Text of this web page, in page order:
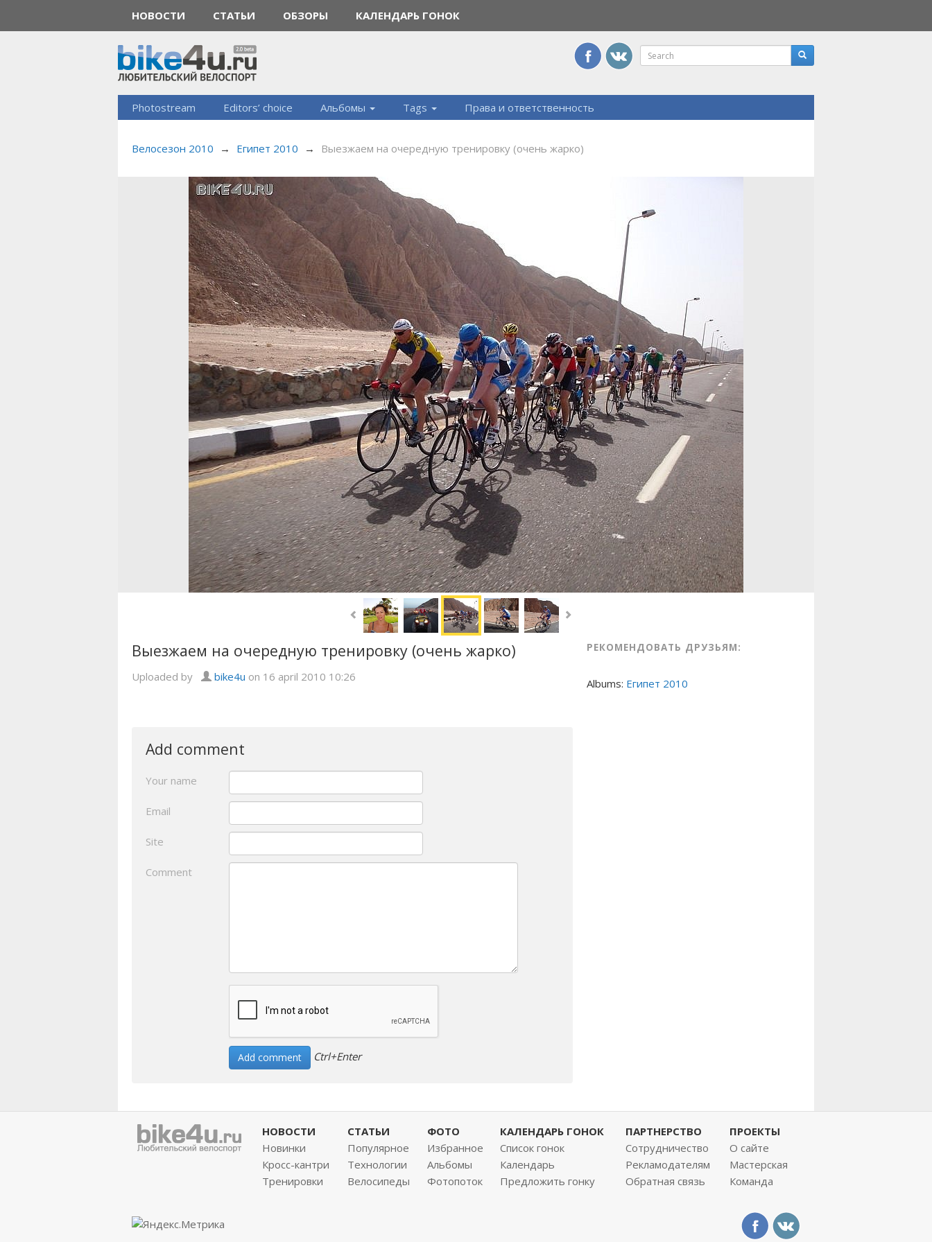
НОВОСТИ СТАТЬИ ОБЗОРЫ КАЛЕНДАРЬ ГОНОК
Photostream Editors’ choice Альбомы Tags Права и ответственность
Велосезон 2010 → Египет 2010 → Выезжаем на очередную тренировку (очень жарко)
Выезжаем на очередную тренировку (очень жарко)
Uploaded by bike4u on 16 april 2010 10:26
Add comment
Your name
Email
Site
Comment
Ctrl+Enter
РЕКОМЕНДОВАТЬ ДРУЗЬЯМ:
Albums: Египет 2010
НОВОСТИ
Новинки
Кросс-кантри
Тренировки
СТАТЬИ
Популярное
Технологии
Велосипеды
ФОТО
Избранное
Альбомы
Фотопоток
КАЛЕНДАРЬ ГОНОК
Список гонок
Календарь
Предложить гонку
ПАРТНЕРСТВО
Сотрудничество
Рекламодателям
Обратная связь
ПРОЕКТЫ
О сайте
Мастерская
Команда